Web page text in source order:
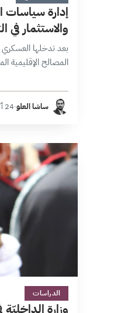
إدارة
والاستثمار في
المصالح الإقليمية
العلاقة بين كل
ساشا العلو·24 أكتوبر 2019
34 دقائق
الدراسات
وزارة